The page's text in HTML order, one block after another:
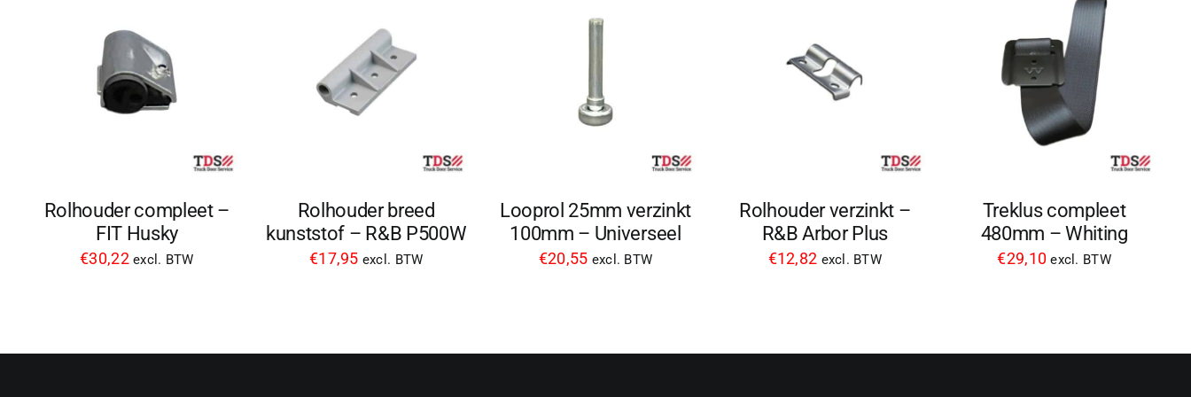
Rolhouder compleet –
FIT Husky
€30,22 excl. BTW
Rolhouder breed
kunststof – R&B P500W
€17,95 excl. BTW
Looprol 25mm verzinkt
100mm – Universeel
€20,55 excl. BTW
Rolhouder verzinkt –
R&B Arbor Plus
€12,82 excl. BTW
Treklus compleet
480mm – Whiting
€29,10 excl. BTW